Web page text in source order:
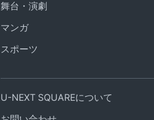
舞台・演劇
マンガ
スポーツ
U-NEXT SQUAREについて